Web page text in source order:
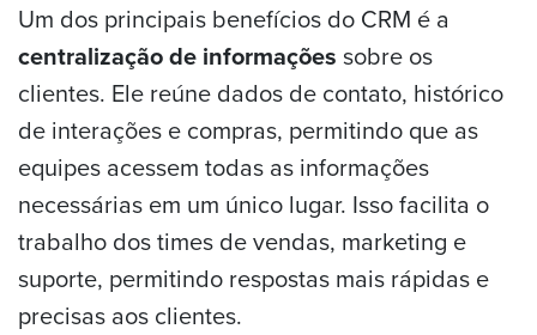
Um dos principais benefícios do CRM é a
centralização de informações sobre os
clientes. Ele reúne dados de contato, histórico
de interações e compras, permitindo que as
equipes acessem todas as informações
necessárias em um único lugar. Isso facilita o
trabalho dos times de vendas, marketing e
suporte, permitindo respostas mais rápidas e
precisas aos clientes.